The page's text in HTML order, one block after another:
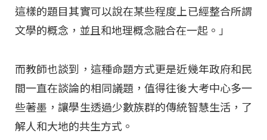
這樣的題目其實可以說在某些程度上已經整合所謂
文學的概念，並且和地理概念融合在一起。」
而教師也談到，這種命題方式更是近幾年政府和民
間一直在談論的相同議題，值得往後大考中心多一
些著墨，讓學生透過少數族群的傳統智慧生活，了
解人和大地的共生方式。